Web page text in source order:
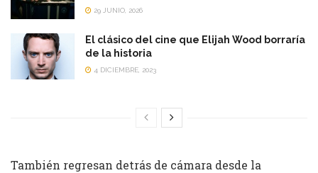
29 JUNIO, 2026
El clásico del cine que Elijah Wood borraría
de la historia
4 DICIEMBRE, 2023
También regresan detrás de cámara desde la